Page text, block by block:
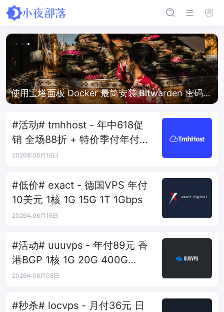
使用宝塔面板 Docker 最简安装 Bitwarden 密码管
理器
#活动# tmhhost - 年中618促
销 全场88折 + 特价季付年付
VPS
2026年06月16日
#低价# exact - 德国VPS 年付
10美元 1核 1G 15G 1T 1Gbps
2026年06月16日
#活动# uuuvps - 年付89元 香
港BGP 1核 1G 20G 400G
30M
2026年06月08日
#秒杀# locvps - 月付36元 日